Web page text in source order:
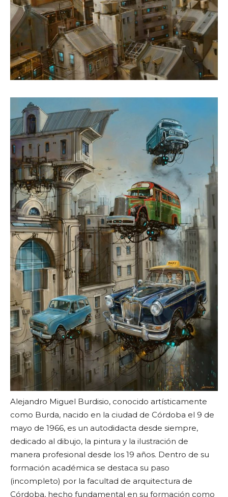
Alejandro Miguel Burdisio, conocido artísticamente
como Burda, nacido en la ciudad de Córdoba el 9 de
mayo de 1966, es un autodidacta desde siempre,
dedicado al dibujo, la pintura y la ilustración de
manera profesional desde los 19 años. Dentro de su
formación académica se destaca su paso
(incompleto) por la facultad de arquitectura de
Córdoba, hecho fundamental en su formación como